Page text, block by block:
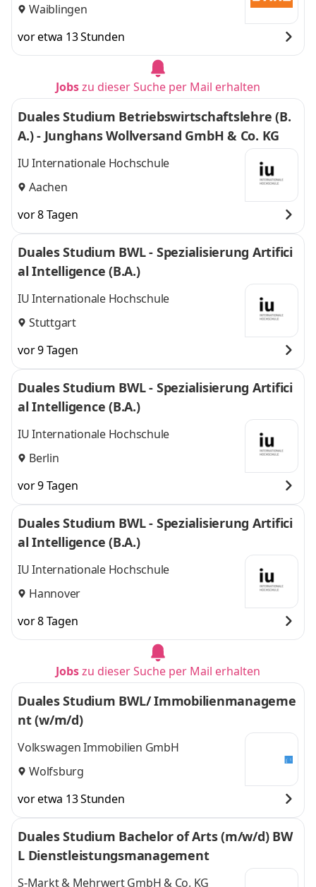
Waiblingen
vor etwa 13 Stunden
Jobszu dieser Suche per Mail erhalten
Duales Studium Betriebswirtschaftslehre (B.
A.) - Junghans Wollversand GmbH & Co. KG
IU Internationale Hochschule
Aachen
vor 8 Tagen
Duales Studium BWL - Spezialisierung Artifici
al Intelligence (B.A.)
IU Internationale Hochschule
Stuttgart
vor 9 Tagen
Duales Studium BWL - Spezialisierung Artifici
al Intelligence (B.A.)
IU Internationale Hochschule
Berlin
vor 9 Tagen
Duales Studium BWL - Spezialisierung Artifici
al Intelligence (B.A.)
IU Internationale Hochschule
Hannover
vor 8 Tagen
Jobszu dieser Suche per Mail erhalten
Duales Studium BWL/ Immobilienmanageme
nt (w/m/d)
Volkswagen Immobilien GmbH
Wolfsburg
vor etwa 13 Stunden
Duales Studium Bachelor of Arts (m/w/d) BW
L Dienstleistungsmanagement
S-Markt & Mehrwert GmbH & Co. KG